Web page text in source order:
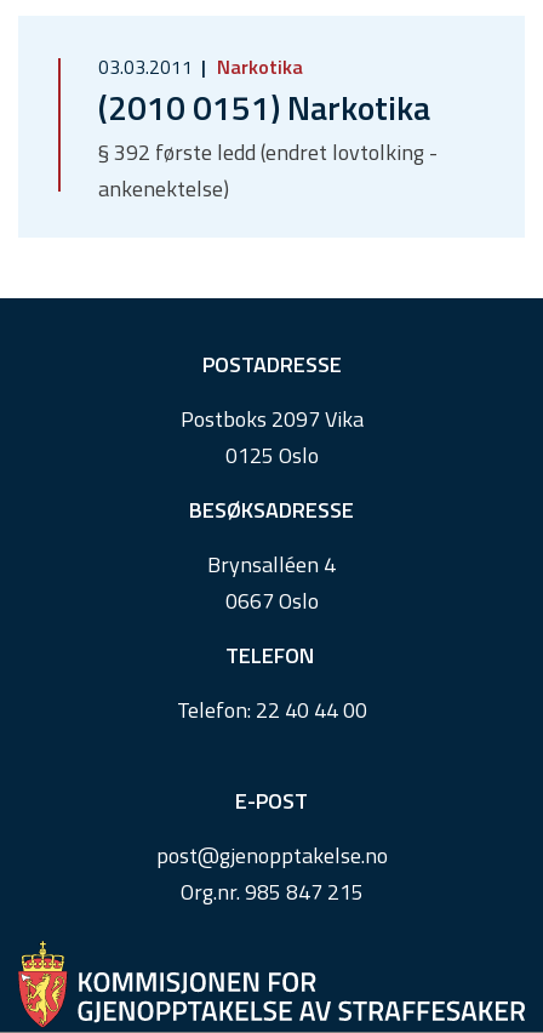
03.03.2011 Narkotika
(2010 0151) Narkotika
§ 392 første ledd (endret lovtolking -
ankenektelse)
POSTADRESSE
Postboks 2097 Vika
0125 Oslo
BESØKSADRESSE
Brynsalléen 4
0667 Oslo
TELEFON
Telefon:22 40 44 00
E-POST
post@gjenopptakelse.no
Org.nr. 985 847 215